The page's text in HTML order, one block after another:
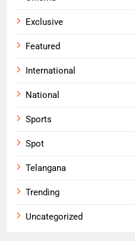
Exclusive
Featured
International
National
Sports
Spot
Telangana
Trending
Uncategorized